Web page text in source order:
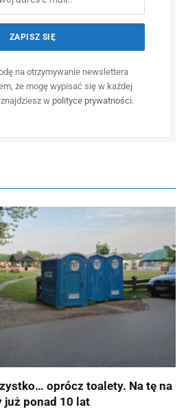
na otrzymywanie newslettera
że mogę wypisać się w każdej
w polityce prywatności.
oprócz toalety. Na tę na
już ponad 10 lat